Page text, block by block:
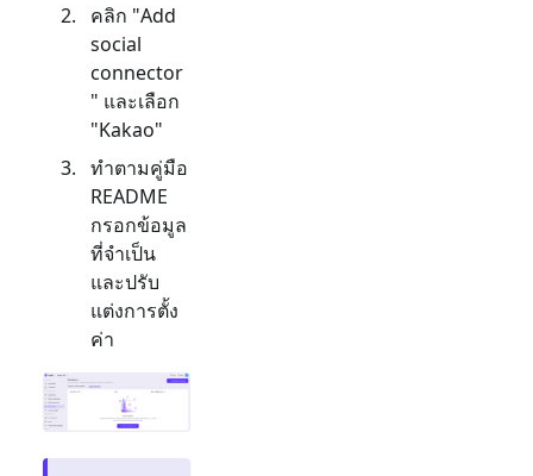
คลิก "Add
social
connector
" และเลือก
"Kakao"
ทำตามคู่มือ
README
กรอกข้อมูล
ที่จำเป็น
และปรับ
แต่งการตั้ง
ค่า